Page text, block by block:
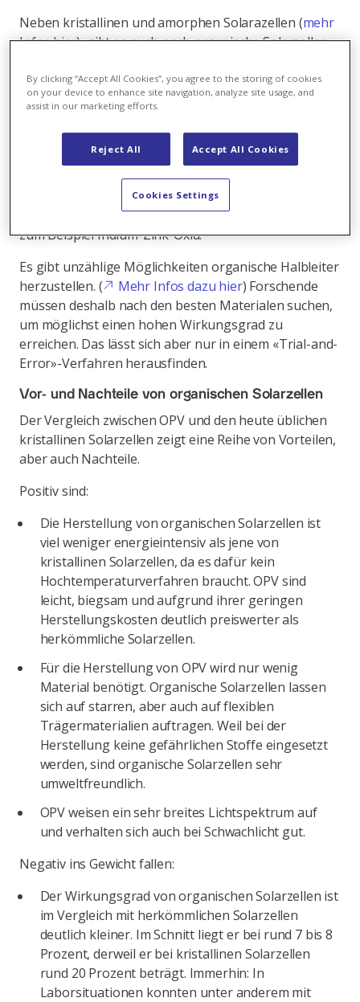
Neben kristallinen und amorphen Solarazellen (mehr
Infos hier), gibt es auch noch organische Solarzellen.
prinzipiell genauso wie kristalline Module und der
Solarstrom lässt sich über organische Moleküle oder
verschiedensten Werkstoffen der organischen
Chemie, das heisst aus Kohlenwasserstoff-
Verbindungen. Sie werden deshalb auch Kunstoff-
oder gar Plastiksolarzellen genannt. Die Elektroden
bestehen aus Metallen oder anorganischen Oxiden,
zum Beispiel Indium-Zink-Oxid.
Es gibt unzählige Möglichkeiten organische Halbleiter
herzustellen. (
Mehr Infos dazu hier) Forschende
müssen deshalb nach den besten Materialen suchen,
um möglichst einen hohen Wirkungsgrad zu
erreichen. Das lässt sich aber nur in einem «Trial-and-
Error»-Verfahren herausfinden.
Vor- und Nachteile von organischen Solarzellen
Der Vergleich zwischen OPV und den heute üblichen
kristallinen Solarzellen zeigt eine Reihe von Vorteilen,
aber auch Nachteile.
Positiv sind:
Die Herstellung von organischen Solarzellen ist
viel weniger energieintensiv als jene von
kristallinen Solarzellen, da es dafür kein
Hochtemperaturverfahren braucht. OPV sind
leicht, biegsam und aufgrund ihrer geringen
Herstellungskosten deutlich preiswerter als
herkömmliche Solarzellen.
Für die Herstellung von OPV wird nur wenig
Material benötigt. Organische Solarzellen lassen
sich auf starren, aber auch auf flexiblen
Trägermaterialien auftragen. Weil bei der
Herstellung keine gefährlichen Stoffe eingesetzt
werden, sind organische Solarzellen sehr
umweltfreundlich.
OPV weisen ein sehr breites Lichtspektrum auf
und verhalten sich auch bei Schwachlicht gut.
Negativ ins Gewicht fallen:
Der Wirkungsgrad von organischen Solarzellen ist
im Vergleich mit herkömmlichen Solarzellen
deutlich kleiner. Im Schnitt liegt er bei rund 7 bis 8
Prozent, derweil er bei kristallinen Solarzellen
rund 20 Prozent beträgt. Immerhin: In
Laborsituationen konnten unter anderem mit
By clicking “Accept All Cookies”, you agree to the storing of cookies
on your device to enhance site navigation, analyze site usage, and
assist in our marketing efforts.
Reject All Accept All Cookies
Cookies Settings